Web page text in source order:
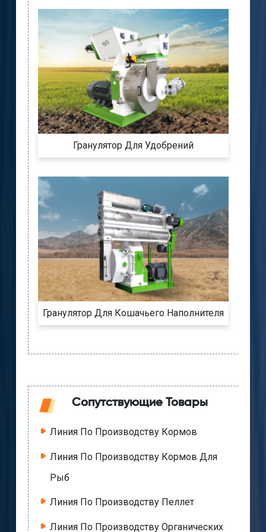
Гранулятор Для Удобрений
Гранулятор Для Кошачьего Наполнителя
Сопутствующие Товары
Линия По Производству Кормов
Линия По Производству Кормов Для
Рыб
Линия По Производству Пеллет
Линия По Производству Органических